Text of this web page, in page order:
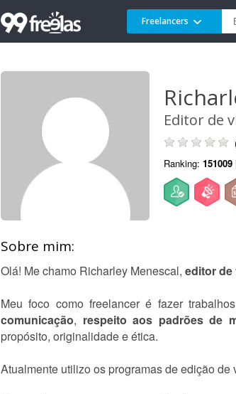
Freelancers
Editor de
Ranking: 151009
Sobre mim:
Olá! Me chamo Richarley Menescal, editor
Meu foco como freelancer é fazer
comunicação, respeito aos padrões de
propósito, originalidade e ética.
Atualmente utilizo os programas de edição de